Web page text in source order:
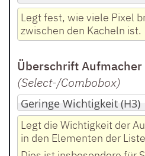
Legt fest, wie viele Pixel
zwischen den Kacheln ist.
Überschrift Aufmacher
(Select-/Combobox)
Legt die Wichtigkeit der
in den Elementen der